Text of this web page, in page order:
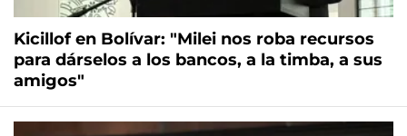
Kicillof en Bolívar: "Milei nos roba recursos
para dárselos a los bancos, a la timba, a sus
amigos"